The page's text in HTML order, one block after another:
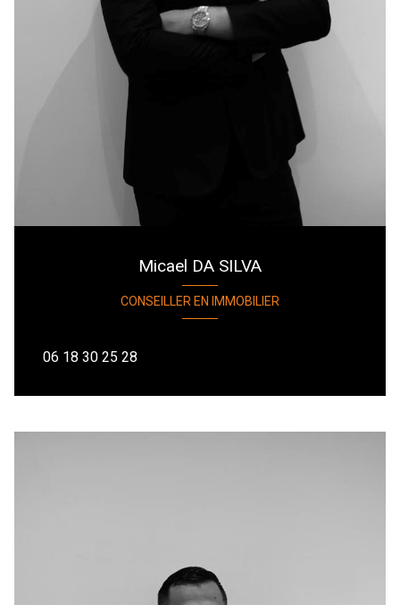
Micael DA SILVA
CONSEILLER EN IMMOBILIER
06 18 30 25 28